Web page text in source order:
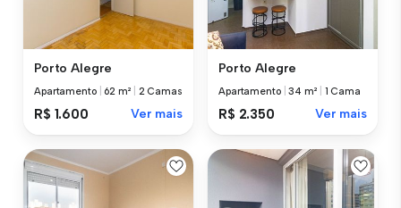
Porto Alegre
Apartamento 62 m² 2 Camas
R$ 1.600 Ver mais
Porto Alegre
Apartamento |34 m² 1 Cama
R$ 2.350 Ver mais